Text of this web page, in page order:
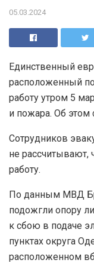
05.03.2024
Единственный
расположенный
работу утром 5
и пожара. Об этом
Сотрудников
не рассчитывают,
работу.
По данным МВД
подожгли опору
к сбою в подаче
пунктах округа
расположенном